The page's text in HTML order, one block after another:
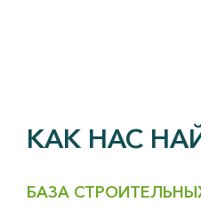
КАК НАС
БАЗА